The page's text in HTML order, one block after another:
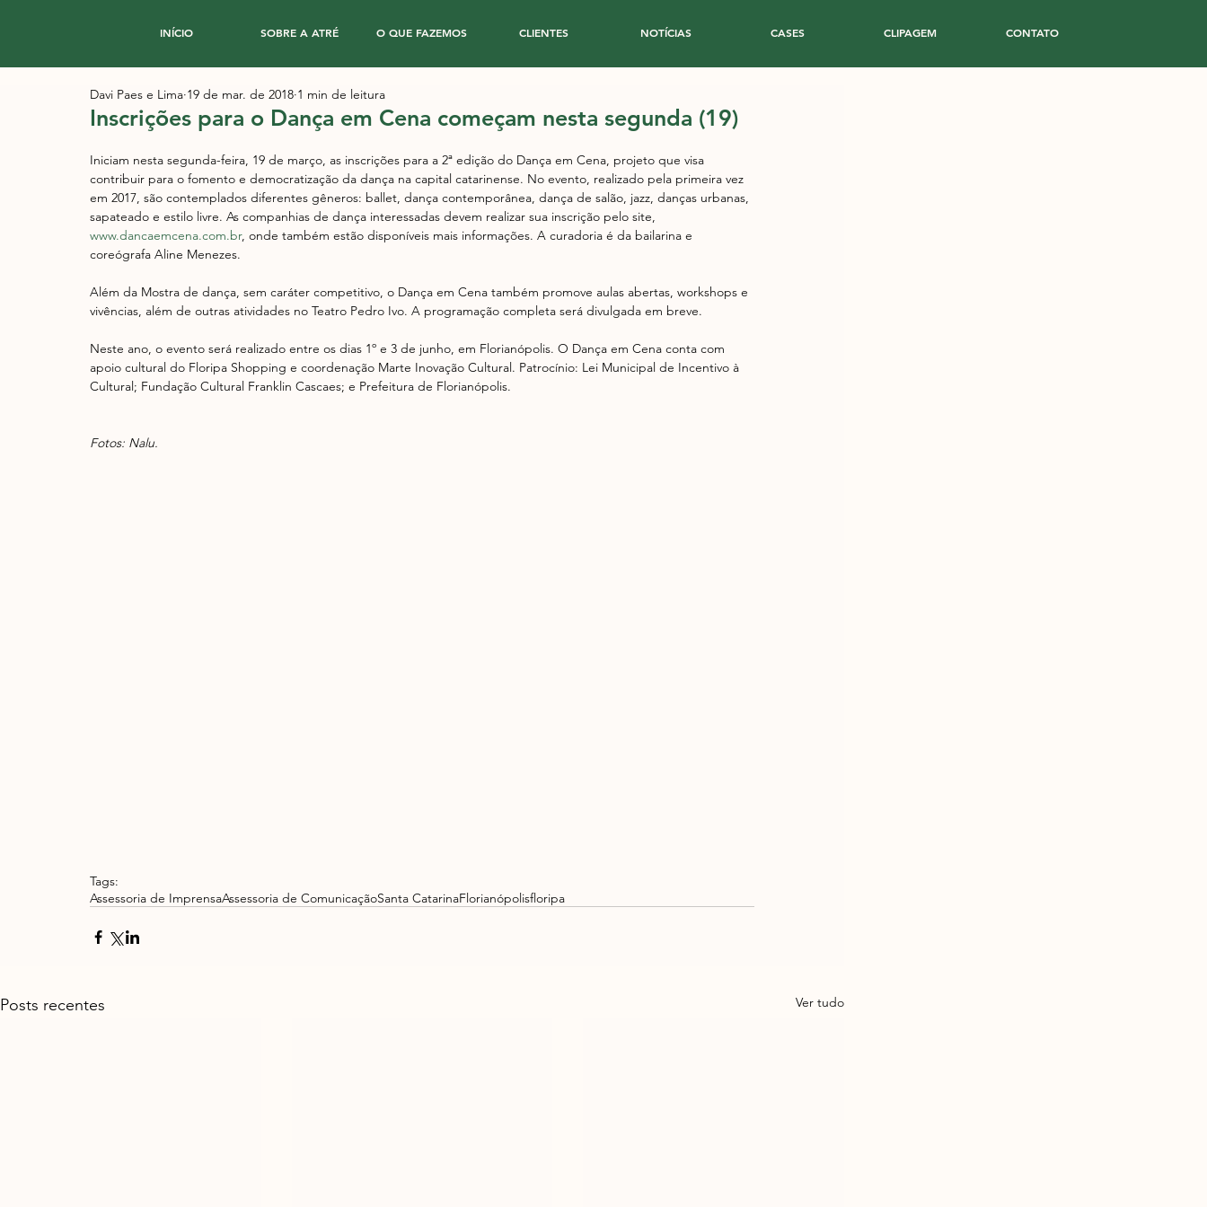
INÍCIO SOBRE A ATRÉ O QUE FAZEMOS CLIENTES NOTÍCIAS CASES CLIPAGEM CONTATO
Inscrições para o Dança em Cena começam nesta segunda (19)
Davi Paes e Lima 19 de mar. de 2018 1 min de leitura
Iniciam nesta segunda-feira, 19 de março, as inscrições para a 2ª edição do Dança em Cena, projeto que visa
contribuir para o fomento e democratização da dança na capital catarinense. No evento, realizado pela primeira vez
em 2017, são contemplados diferentes gêneros: ballet, dança contemporânea, dança de salão, jazz, danças urbanas,
sapateado e estilo livre. As companhias de dança interessadas devem realizar sua inscrição pelo site,
www.dancaemcena.com.br, onde também estão disponíveis mais informações. A curadoria é da bailarina e
coreógrafa Aline Menezes.
Além da Mostra de dança, sem caráter competitivo, o Dança em Cena também promove aulas abertas, workshops e
vivências, além de outras atividades no Teatro Pedro Ivo. A programação completa será divulgada em breve.
Neste ano, o evento será realizado entre os dias 1º e 3 de junho, em Florianópolis. O Dança em Cena conta com
apoio cultural do Floripa Shopping e coordenação Marte Inovação Cultural. Patrocínio: Lei Municipal de Incentivo à
Cultural; Fundação Cultural Franklin Cascaes; e Prefeitura de Florianópolis.
Fotos: Nalu.
Tags:
Assessoria de ImprensaAssessoria de ComunicaçãoSanta CatarinaFlorianópolisfloripa
Posts recentes Ver tudo